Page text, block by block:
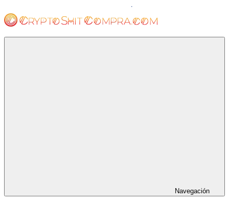
al
contenido
Navegación